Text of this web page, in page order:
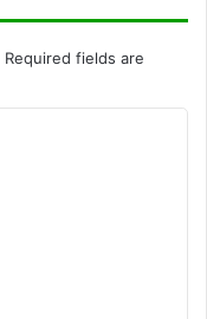
Required fields are